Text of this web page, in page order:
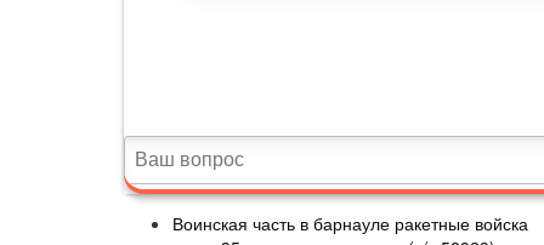
Воинская часть в барнауле ракетные войска